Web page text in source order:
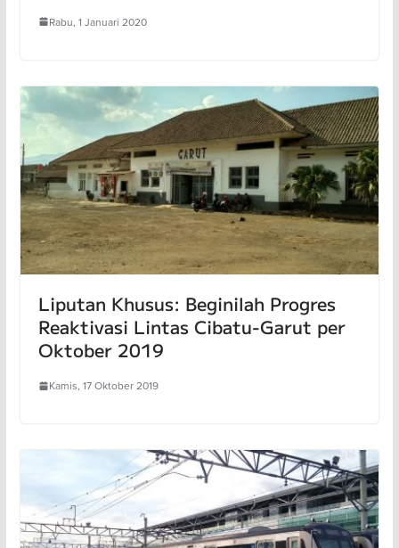
Rabu, 1 Januari 2020
Liputan Khusus: Beginilah Progres
Reaktivasi Lintas Cibatu-Garut per
Oktober 2019
Kamis, 17 Oktober 2019